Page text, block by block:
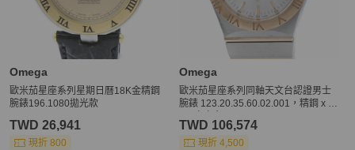
Omega
歐米茄星座系列星期日曆18K金精鋼
腕錶196.1080拋光款
TWD 26,941
現折 800
Omega
歐米茄星座系列同軸天文台認證男士
腕錶 123.20.35.60.02.001，精鋼 x 1
TWD 106,574
現折 4,500